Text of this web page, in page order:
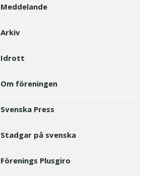
Meddelande
Arkiv
Idrott
Om föreningen
Svenska Press
Stadgar på svenska
Förenings Plusgiro